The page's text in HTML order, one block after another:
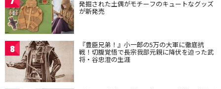
発掘された土偶がモチーフのキュートなグッズ
が新発売
8 『豊臣兄弟！』小一郎の5万の大軍に徹底抗
戦！切腹覚悟で長宗我部元親に降伏を迫った武
将・谷忠澄の生涯